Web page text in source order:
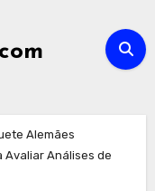
Alemães
Análises de